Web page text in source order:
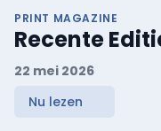
PRINT MAGAZINE
Recente
22 mei 2026
Nu lezen